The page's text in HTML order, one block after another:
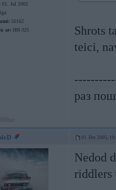
01. Jul 2002
50162
ar: HH-325
Shrots
teici,
раз
01. Dec 2005,
Nedod
riddlers